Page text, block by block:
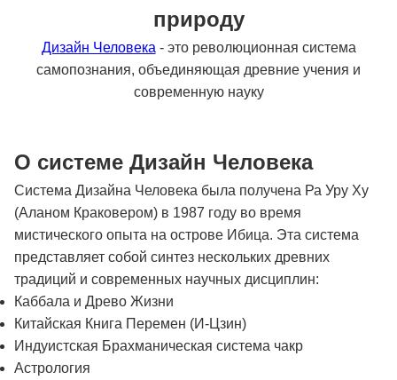
природу
Дизайн Человека - это революционная система
самопознания, объединяющая древние учения и
современную науку
О системе Дизайн Человека
Система Дизайна Человека была получена Ра Уру Ху
(Аланом Краковером) в 1987 году во время
мистического опыта на острове Ибица. Эта система
представляет собой синтез нескольких древних
традиций и современных научных дисциплин:
Каббала и Древо Жизни
Китайская Книга Перемен (И-Цзин)
Индуистская Брахманическая система чакр
Астрология